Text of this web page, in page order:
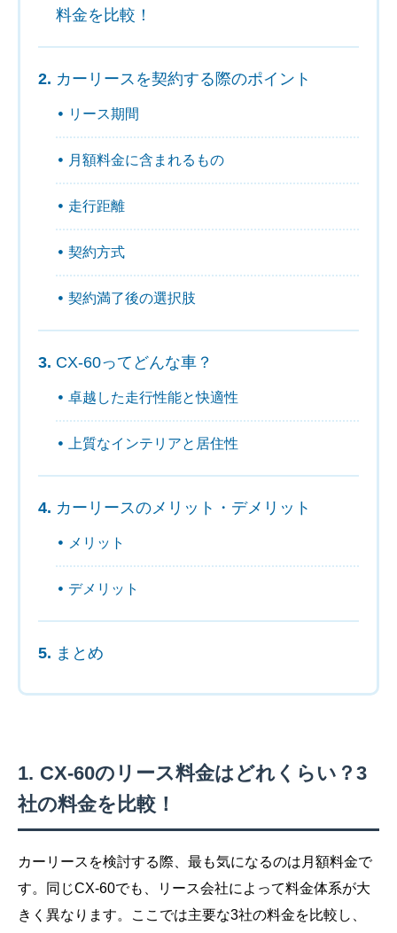
料金を比較！
カーリースを契約する際のポイント
リース期間
月額料金に含まれるもの
走行距離
契約方式
契約満了後の選択肢
CX-60ってどんな車？
卓越した走行性能と快適性
上質なインテリアと居住性
カーリースのメリット・デメリット
メリット
デメリット
まとめ
CX-60のリース料金はどれくらい？3
社の料金を比較！
カーリースを検討する際、最も気になるのは月額料金で
す。同じCX-60でも、リース会社によって料金体系が大
きく異なります。ここでは主要な3社の料金を比較し、